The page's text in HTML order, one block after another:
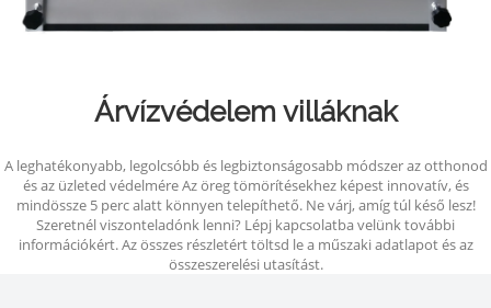
Árvízvédelem villáknak
A leghatékonyabb, legolcsóbb és legbiztonságosabb módszer az otthonod
és az üzleted védelmére Az öreg tömörítésekhez képest innovatív, és
mindössze 5 perc alatt könnyen telepíthető. Ne várj, amíg túl késő lesz!
Szeretnél viszonteladónk lenni? Lépj kapcsolatba velünk további
információkért. Az összes részletért töltsd le a műszaki adatlapot és az
összeszerelési utasítást.